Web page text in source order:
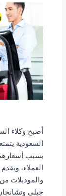
أصبح وكلاء
السعودية
بسبب أسعارهم
العملاء،
والموديلات
جيلي